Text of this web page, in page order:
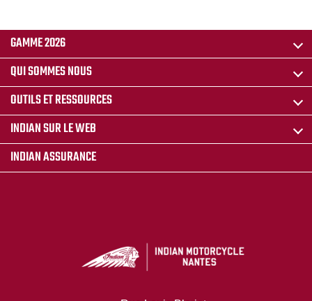
GAMME 2026
QUI SOMMES NOUS
OUTILS ET RESSOURCES
INDIAN SUR LE WEB
INDIAN ASSURANCE